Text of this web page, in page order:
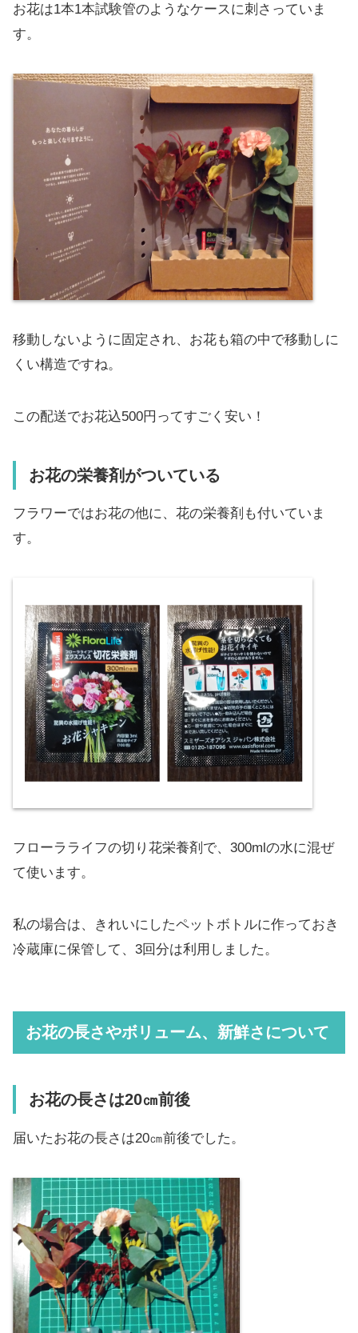
お花は1本1本試験管のようなケースに刺さっていま
す。
移動しないように固定され、お花も箱の中で移動しに
くい構造ですね。
この配送でお花込500円ってすごく安い！
お花の栄養剤がついている
フラワーではお花の他に、花の栄養剤も付いていま
す。
フローラライフの切り花栄養剤で、300mlの水に混ぜ
て使います。
私の場合は、きれいにしたペットボトルに作っておき
冷蔵庫に保管して、3回分は利用しました。
お花の長さやボリューム、新鮮さについて
お花の長さは20㎝前後
届いたお花の長さは20㎝前後でした。